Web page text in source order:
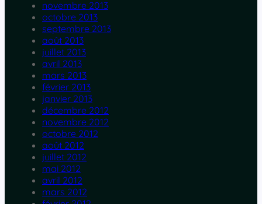
novembre 2013
octobre 2013
septembre 2013
août 2013
juillet 2013
avril 2013
mars 2013
février 2013
janvier 2013
décembre 2012
novembre 2012
octobre 2012
août 2012
juillet 2012
mai 2012
avril 2012
mars 2012